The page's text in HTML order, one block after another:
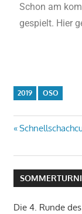
Schon am
gespielt. Hier
2019 OSO
Die 4. Runde